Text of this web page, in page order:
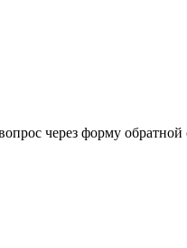
через форму